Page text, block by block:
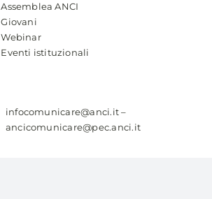
Assemblea ANCI
Giovani
Webinar
Eventi istituzionali
infocomunicare@anci.it–
ancicomunicare@pec.anci.it